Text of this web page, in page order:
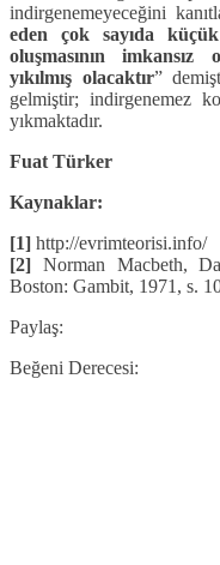
indirgenemeyeceğini
eden çok sayıda
oluşmasının
yıkılmış olacaktır”
gelmiştir; indirgenemez
yıkmaktadır.
Fuat Türker
Kaynaklar:
[1] http://evrimteorisi.info/
[2] Norman Macbeth,
Boston: Gambit, 1971, s.
Paylaş:
Beğeni Derecesi: